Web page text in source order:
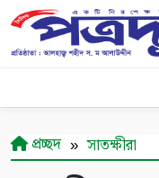
প্রচ্ছদ সাতক্ষীরা